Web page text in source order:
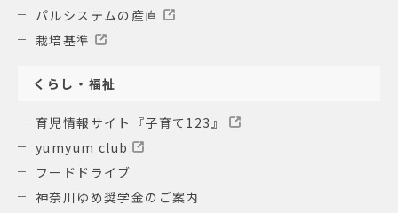
パルシステムの産直
栽培基準
くらし・福祉
育児情報サイト『子育て123』
yumyum club
フードドライブ
神奈川ゆめ奨学金のご案内